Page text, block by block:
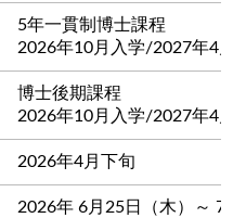
5年一貫制博士課程
2026年10月入学/2027年4
博士後期課程
2026年10月入学/2027年4
2026年4月下旬
2026年 6月25日（木）～ 7